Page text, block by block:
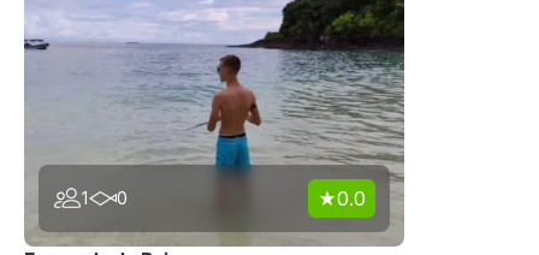
1 0 0.0